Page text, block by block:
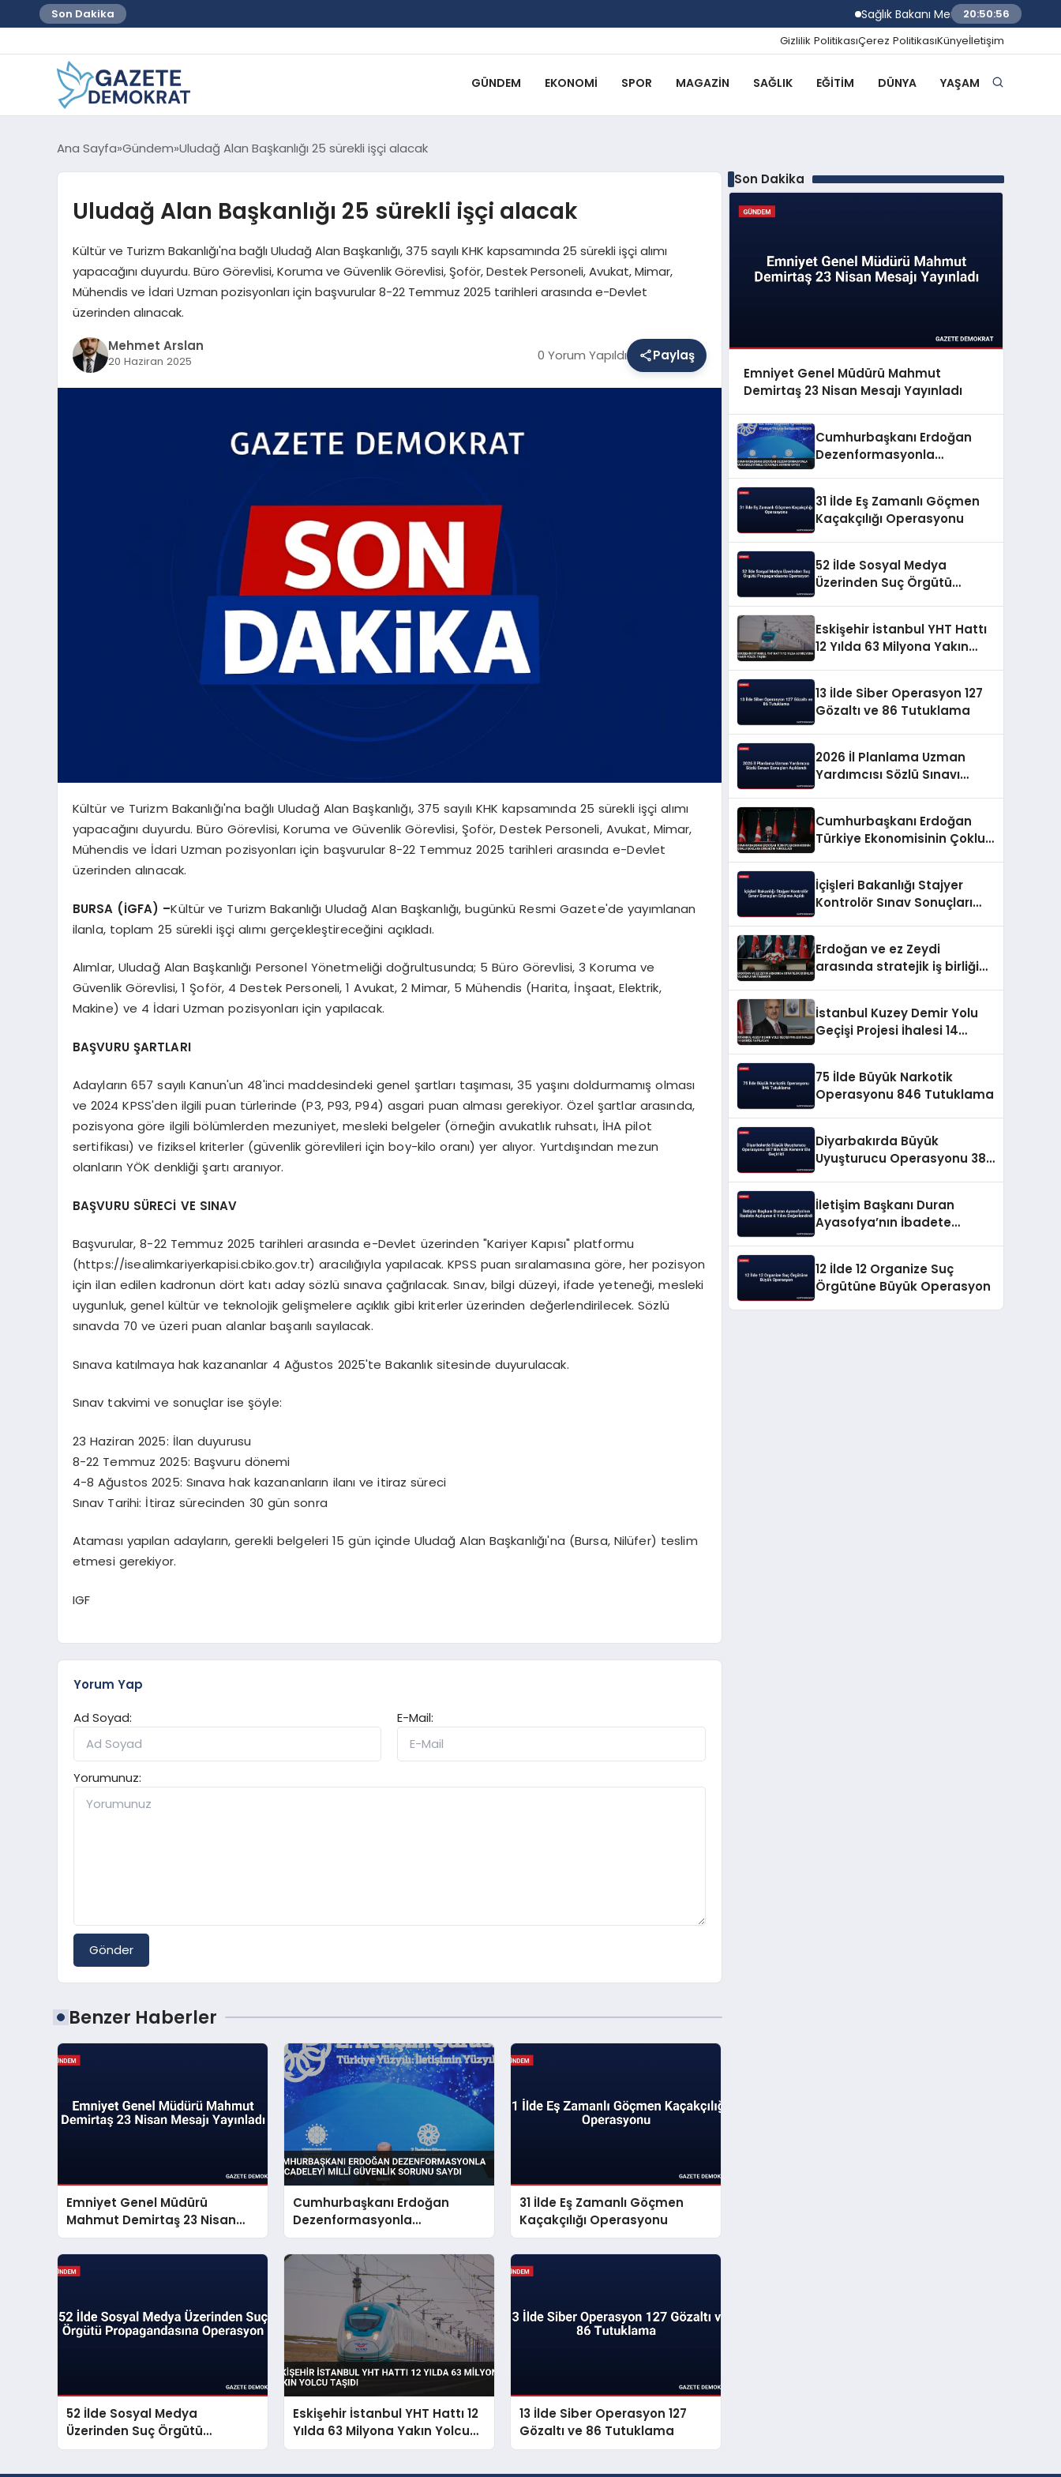
Son Dakika Sağlık Bakanı Memişoğlu İzmir Biyotıp
20:50:57
Gizlilik PolitikasıÇerez PolitikasıKünyeİletişim
GÜNDEM EKONOMI SPOR MAGAZIN SAĞLIK EĞITIM DÜNYA YAŞAM
Ana Sayfa Gündem Uludağ Alan Başkanlığı 25 sürekli işçi alacak
Uludağ Alan Başkanlığı 25 sürekli işçi alacak
Kültür ve Turizm Bakanlığı'na bağlı Uludağ Alan Başkanlığı, 375 sayılı KHK kapsamında 25 sürekli işçi alımı
yapacağını duyurdu. Büro Görevlisi, Koruma ve Güvenlik Görevlisi, Şoför, Destek Personeli, Avukat, Mimar,
Mühendis ve İdari Uzman pozisyonları için başvurular 8-22 Temmuz 2025 tarihleri arasında e-Devlet
üzerinden alınacak.
Mehmet Arslan
20 Haziran 2025 0 Yorum Yapıldı Paylaş
Kültür ve Turizm Bakanlığı'na bağlı Uludağ Alan Başkanlığı, 375 sayılı KHK kapsamında 25 sürekli işçi alımı
yapacağını duyurdu. Büro Görevlisi, Koruma ve Güvenlik Görevlisi, Şoför, Destek Personeli, Avukat, Mimar,
Mühendis ve İdari Uzman pozisyonları için başvurular 8-22 Temmuz 2025 tarihleri arasında e-Devlet
üzerinden alınacak.
BURSA (İGFA) –Kültür ve Turizm Bakanlığı Uludağ Alan Başkanlığı, bugünkü Resmi Gazete'de yayımlanan
ilanla, toplam 25 sürekli işçi alımı gerçekleştireceğini açıkladı.
Alımlar, Uludağ Alan Başkanlığı Personel Yönetmeliği doğrultusunda; 5 Büro Görevlisi, 3 Koruma ve
Güvenlik Görevlisi, 1 Şoför, 4 Destek Personeli, 1 Avukat, 2 Mimar, 5 Mühendis (Harita, İnşaat, Elektrik,
Makine) ve 4 İdari Uzman pozisyonları için yapılacak.
BAŞVURU ŞARTLARI
Adayların 657 sayılı Kanun'un 48'inci maddesindeki genel şartları taşıması, 35 yaşını doldurmamış olması
ve 2024 KPSS'den ilgili puan türlerinde (P3, P93, P94) asgari puan alması gerekiyor. Özel şartlar arasında,
pozisyona göre ilgili bölümlerden mezuniyet, mesleki belgeler (örneğin avukatlık ruhsatı, İHA pilot
sertifikası) ve fiziksel kriterler (güvenlik görevlileri için boy-kilo oranı) yer alıyor. Yurtdışından mezun
olanların YÖK denkliği şartı aranıyor.
BAŞVURU SÜRECİ VE SINAV
Başvurular, 8-22 Temmuz 2025 tarihleri arasında e-Devlet üzerinden "Kariyer Kapısı" platformu
(https://isealimkariyerkapisi.cbiko.gov.tr) aracılığıyla yapılacak. KPSS puan sıralamasına göre, her pozisyon
için ilan edilen kadronun dört katı aday sözlü sınava çağrılacak. Sınav, bilgi düzeyi, ifade yeteneği, mesleki
uygunluk, genel kültür ve teknolojik gelişmelere açıklık gibi kriterler üzerinden değerlendirilecek. Sözlü
sınavda 70 ve üzeri puan alanlar başarılı sayılacak.
Sınava katılmaya hak kazananlar 4 Ağustos 2025'te Bakanlık sitesinde duyurulacak.
Sınav takvimi ve sonuçlar ise şöyle:
23 Haziran 2025: İlan duyurusu
8-22 Temmuz 2025: Başvuru dönemi
4-8 Ağustos 2025: Sınava hak kazananların ilanı ve itiraz süreci
Sınav Tarihi: İtiraz sürecinden 30 gün sonra
Ataması yapılan adayların, gerekli belgeleri 15 gün içinde Uludağ Alan Başkanlığı'na (Bursa, Nilüfer) teslim
etmesi gerekiyor.
IGF
Yorum Yap
Ad Soyad:
E-Mail:
Yorumunuz:
Gönder
Benzer Haberler
Emniyet Genel Müdürü
Mahmut Demirtaş 23 Nisan
Mesajı Yayınladı
Cumhurbaşkanı Erdoğan
Dezenformasyonla
Mücadeleyi Millî Güvenlik
Sorunu Saydı
31 İlde Eş Zamanlı Göçmen
Kaçakçılığı Operasyonu
52 İlde Sosyal Medya
Üzerinden Suç Örgütü
Propagandasına Operasyon
Eskişehir İstanbul YHT Hattı 12
Yılda 63 Milyona Yakın Yolcu
Taşıdı
13 İlde Siber Operasyon 127
Gözaltı ve 86 Tutuklama
Son Dakika
Emniyet Genel Müdürü Mahmut
Demirtaş 23 Nisan Mesajı Yayınladı
Cumhurbaşkanı Erdoğan
Dezenformasyonla
31 İlde Eş Zamanlı Göçmen
Kaçakçılığı Operasyonu
52 İlde Sosyal Medya
Üzerinden Suç Örgütü
Eskişehir İstanbul YHT Hattı
12 Yılda 63 Milyona Yakın
13 İlde Siber Operasyon 127
Gözaltı ve 86 Tutuklama
2026 İl Planlama Uzman
Yardımcısı Sözlü Sınavı
Cumhurbaşkanı Erdoğan
Türkiye Ekonomisinin Çoklu
İçişleri Bakanlığı Stajyer
Kontrolör Sınav Sonuçları
Erdoğan ve ez Zeydi
arasında stratejik iş birliği
İstanbul Kuzey Demir Yolu
Geçişi Projesi İhalesi 14
75 İlde Büyük Narkotik
Operasyonu 846 Tutuklama
Diyarbakırda Büyük
Uyuşturucu Operasyonu 387
İletişim Başkanı Duran
Ayasofya’nın İbadete
12 İlde 12 Organize Suç
Örgütüne Büyük Operasyon